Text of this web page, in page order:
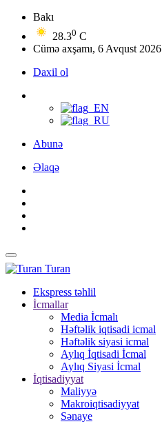
Bakı
28.30 C
Cümə axşamı, 6 Avqust 2026
Daxil ol
Abunə
Əlaqə
Turan
Ekspress təhlil
İcmallar
Media İcmalı
Həftəlik iqtisadi icmal
Həftəlik siyasi icmal
Aylıq İqtisadi İcmal
Aylıq Siyasi İcmal
İqtisadiyyat
Maliyyə
Makroiqtisadiyyat
Sənaye